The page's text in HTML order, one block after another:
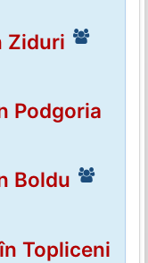
Ziduri
Podgoria
Boldu
Topliceni